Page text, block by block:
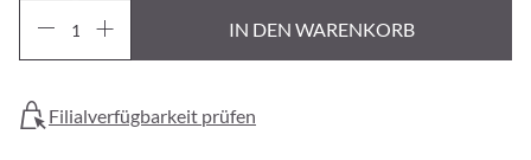
IN DEN WARENKORB
Filialverfügbarkeit prüfen